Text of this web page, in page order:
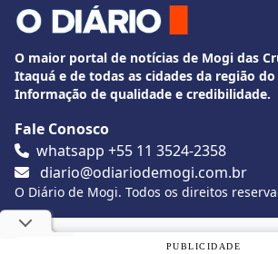
O maior portal de notícias de Mogi das
Itaquá e de todas as cidades da região
Informação de qualidade e credibilidade.
Fale Conosco
whatsapp +55 11 3524-2358
diario@odiariodemogi.com.br
O Diário de Mogi. Todos os direitos
Siga O Diário nas redes sociais
Utilizamos cookies, de acordo com a
PUBLICIDADE